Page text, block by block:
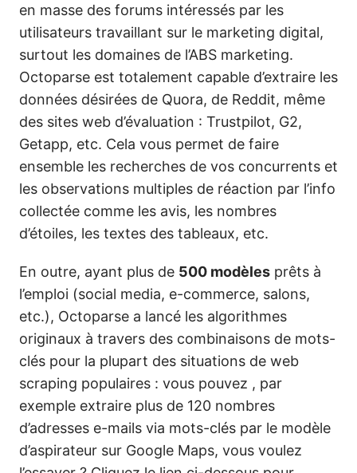
en masse des forums intéressés par les
utilisateurs travaillant sur le marketing digital,
surtout les domaines de l’ABS marketing.
Octoparse est totalement capable d’extraire les
données désirées de Quora, de Reddit, même
des sites web d’évaluation : Trustpilot, G2,
Getapp, etc. Cela vous permet de faire
ensemble les recherches de vos concurrents et
les observations multiples de réaction par l’info
collectée comme les avis, les nombres
d’étoiles, les textes des tableaux, etc.
En outre, ayant plus de 500 modèles prêts à
l’emploi (social media, e-commerce, salons,
etc.), Octoparse a lancé les algorithmes
originaux à travers des combinaisons de mots-
clés pour la plupart des situations de web
scraping populaires : vous pouvez , par
exemple extraire plus de 120 nombres
d’adresses e-mails via mots-clés par le modèle
d’aspirateur sur Google Maps, vous voulez